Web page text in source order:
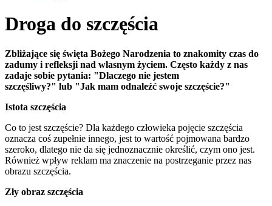
Droga do szczęścia
Zbliżające się święta Bożego Narodzenia to znakomity czas do
zadumy i refleksji nad własnym życiem. Często każdy z nas
zadaje sobie pytania: "Dlaczego nie jestem
szczęśliwy?" lub "Jak mam odnaleźć swoje szczęście?"
Istota szczęścia
Co to jest szczęście? Dla każdego człowieka pojęcie szczęścia
oznacza coś zupełnie innego, jest to wartość pojmowana bardzo
szeroko, dlatego nie da się jednoznacznie określić, czym ono jest.
Również wpływ reklam ma znaczenie na postrzeganie przez nas
obrazu szczęścia.
Zły obraz szczęścia